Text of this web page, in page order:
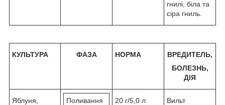
гнилі, біла та
сіра гниль.
КУЛЬТУРА ФАЗА НОРМА
ВРЕДИТЕЛЬ,
БОЛЕЗНЬ,
ДІЯ
Яблуня,
Поливання
20 г/5,0 л
Вильт